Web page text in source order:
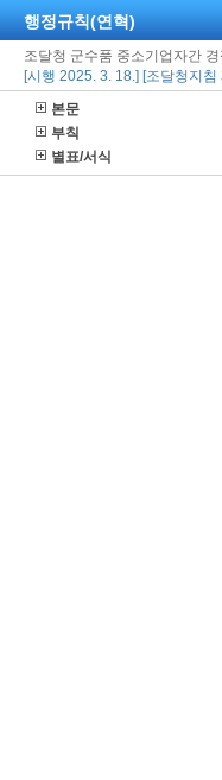
행정규칙(연혁)
조달청 군수품 중소기업자간
[시행 2025. 3. 18.] [조달청지
본문
부칙
별표/서식